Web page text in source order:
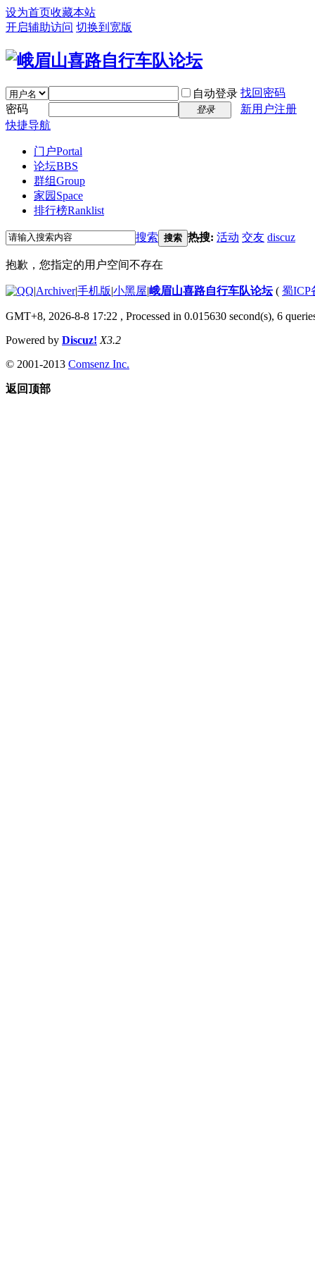
设为首页收藏本站
开启辅助访问 切换到宽版
自动登录 找回密码
密码
登录
新用户注册
快捷导航
门户Portal
论坛BBS
群组Group
家园 Space
排行榜Ranklist
搜索 搜索 热搜: 活动 交友 discuz
抱歉，您指定的用户空间不存在
|Archiver|手机版|小黑屋|峨眉山喜路自行车队论坛( 蜀ICP
GMT+8, 2026-8-8 17:22 , Processed in 0.015630 second(s), 6
Powered by Discuz! X3.2
© 2001-2013 Comsenz Inc.
返回顶部